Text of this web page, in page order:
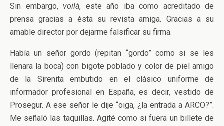
Sin embargo, voilà, este año iba como acreditado de
prensa gracias a ésta su revista amiga. Gracias a su
amable director por dejarme falsificar su firma.
Había un señor gordo (repitan “gordo” como si se les
llenara la boca) con bigote poblado y color de piel amigo
de la Sirenita embutido en el clásico uniforme de
informador profesional en España, es decir, vestido de
Prosegur. A ese señor le dije “oiga, ¿la entrada a ARCO?”.
Me señaló las taquillas. Agité como si fuera un billete de